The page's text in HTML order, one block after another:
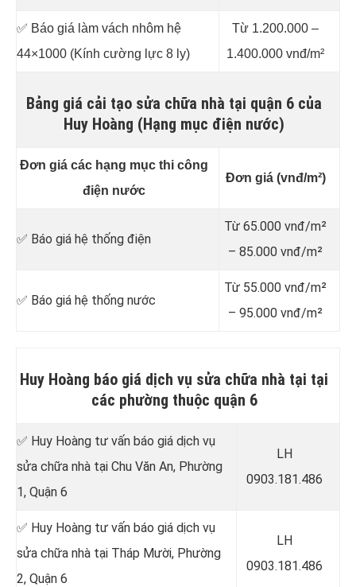
✅ Báo giá làm vách nhôm hệ
44×1000 (Kính cường lực 8 ly)
Từ 1.200.000 –
1.400.000 vnđ/m²
Bảng giá cải tạo sửa chữa nhà tại quận 6 của
Huy Hoàng (Hạng mục điện nước)
Đơn giá các hạng mục thi công
điện nước
Đơn giá (vnđ/m²)
✅ Báo giá hệ thống điện
Từ 65.000 vnđ/m²
– 85.000 vnđ/m²
✅ Báo giá hệ thống nước
Từ 55.000 vnđ/m²
– 95.000 vnđ/m²
Huy Hoàng báo giá dịch vụ sửa chữa nhà tại tại
các phường thuộc quận 6
✅ Huy Hoàng tư vấn báo giá dịch vụ
sửa chữa nhà tại Chu Văn An, Phường
1, Quận 6
LH
0903.181.486
✅ Huy Hoàng tư vấn báo giá dịch vụ
sửa chữa nhà tại Tháp Mười, Phường
2, Quận 6
LH
0903.181.486